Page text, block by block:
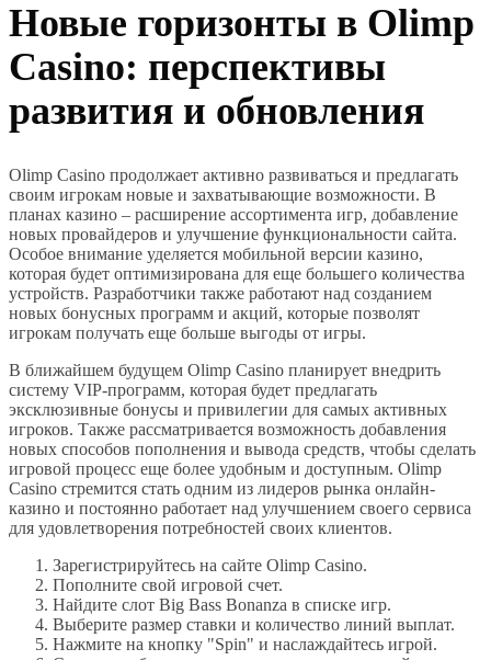
Новые горизонты в Olimp
Casino: перспективы
развития и обновления
Olimp Casino продолжает активно развиваться и предлагать
своим игрокам новые и захватывающие возможности. В
планах казино – расширение ассортимента игр, добавление
новых провайдеров и улучшение функциональности сайта.
Особое внимание уделяется мобильной версии казино,
которая будет оптимизирована для еще большего количества
устройств. Разработчики также работают над созданием
новых бонусных программ и акций, которые позволят
игрокам получать еще больше выгоды от игры.
В ближайшем будущем Olimp Casino планирует внедрить
систему VIP-программ, которая будет предлагать
эксклюзивные бонусы и привилегии для самых активных
игроков. Также рассматривается возможность добавления
новых способов пополнения и вывода средств, чтобы сделать
игровой процесс еще более удобным и доступным. Olimp
Casino стремится стать одним из лидеров рынка онлайн-
казино и постоянно работает над улучшением своего сервиса
для удовлетворения потребностей своих клиентов.
Зарегистрируйтесь на сайте Olimp Casino.
Пополните свой игровой счет.
Найдите слот Big Bass Bonanza в списке игр.
Выберите размер ставки и количество линий выплат.
Нажмите на кнопку "Spin" и наслаждайтесь игрой.